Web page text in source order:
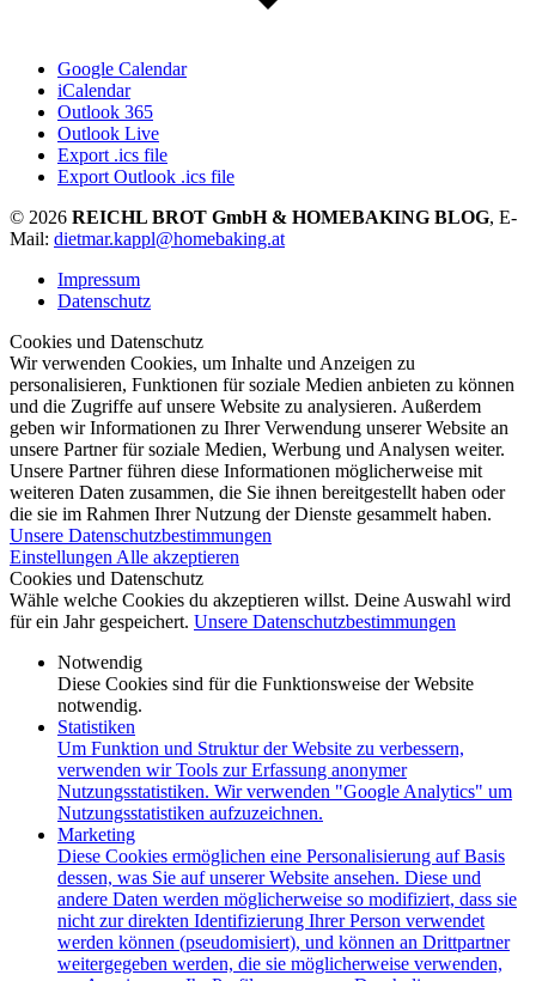
Google Calendar
iCalendar
Outlook 365
Outlook Live
Export .ics file
Export Outlook .ics file
© 2026 REICHL BROT GmbH & HOMEBAKING BLOG, E-
Mail: dietmar.kappl@homebaking.at
Impressum
Datenschutz
Cookies und Datenschutz
Wir verwenden Cookies, um Inhalte und Anzeigen zu
personalisieren, Funktionen für soziale Medien anbieten zu können
und die Zugriffe auf unsere Website zu analysieren. Außerdem
geben wir Informationen zu Ihrer Verwendung unserer Website an
unsere Partner für soziale Medien, Werbung und Analysen weiter.
Unsere Partner führen diese Informationen möglicherweise mit
weiteren Daten zusammen, die Sie ihnen bereitgestellt haben oder
die sie im Rahmen Ihrer Nutzung der Dienste gesammelt haben.
Unsere Datenschutzbestimmungen
Einstellungen Alle akzeptieren
Cookies und Datenschutz
Wähle welche Cookies du akzeptieren willst. Deine Auswahl wird
für ein Jahr gespeichert. Unsere Datenschutzbestimmungen
Notwendig
Diese Cookies sind für die Funktionsweise der Website
notwendig.
Statistiken
Um Funktion und Struktur der Website zu verbessern,
verwenden wir Tools zur Erfassung anonymer
Nutzungsstatistiken. Wir verwenden "Google Analytics" um
Nutzungsstatistiken aufzuzeichnen.
Marketing
Diese Cookies ermöglichen eine Personalisierung auf Basis
dessen, was Sie auf unserer Website ansehen. Diese und
andere Daten werden möglicherweise so modifiziert, dass sie
nicht zur direkten Identifizierung Ihrer Person verwendet
werden können (pseudomisiert), und können an Drittpartner
weitergegeben werden, die sie möglicherweise verwenden,